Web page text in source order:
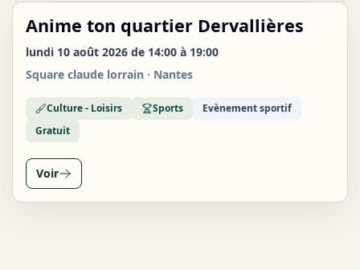
LUN
10
AOÛT
Anime ton quartier Dervallières
lundi 10 août 2026 de 14:00 à 19:00
Square claude lorrain · Nantes
Culture - Loisirs Sports
Evènement sportif
Gratuit
Voir